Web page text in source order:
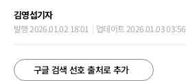
김영섭기자
발행 2026.01.02 18:01 업데이트 2026.01.03 03:56
구글 검색 선호 출처로 추가